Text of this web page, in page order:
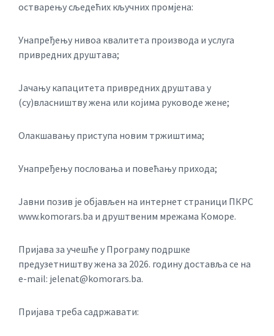
остварењу сљедећих кључних промјена:
Унапређењу нивоа квалитета производа и услуга
привредних друштава;
Јачању капацитета привредних друштава у
(су)власништву жена или којима руководе жене;
Олакшавању приступа новим тржиштима;
Унапређењу пословања и повећању прихода;
Јавни позив је објављен на интернет страници ПКРС
www.komorars.bа и друштвеним мрежама Коморе.
Пријава за учешће у Програму подршке
предузетништву жена за 2026. годину доставља се на
e-mail: jelenat@komorars.ba.
Пријава треба садржавати: